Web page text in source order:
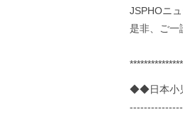
JSPHOニ
是非、ご一
◆◆日本小